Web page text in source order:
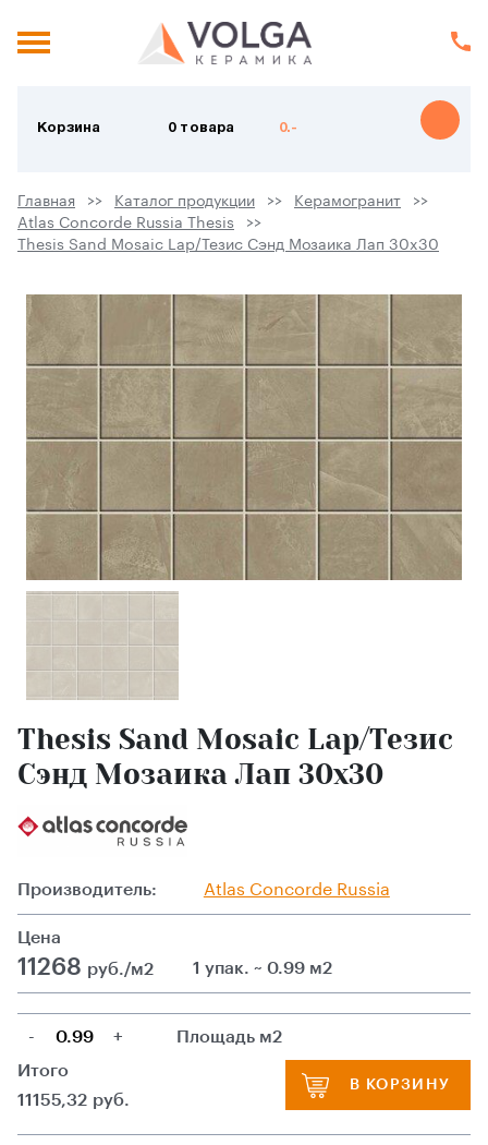
Корзина 0 товара 0.-
Главная Каталог продукции
Керамогранит
Atlas Concorde Russia Thesis
Thesis Sand Mosaic Lap/Тезис Сэнд Мозаика Лап 30x30
Thesis Sand Mosaic Lap/Тезис
Сэнд Мозаика Лап 30x30
Производитель: Atlas Сoncorde Russia
Цена
11268 руб./м2 1 упак. ~ 0.99 м2
- +
Площадь м2
Итого
11155,32 руб.
В КОРЗИНУ